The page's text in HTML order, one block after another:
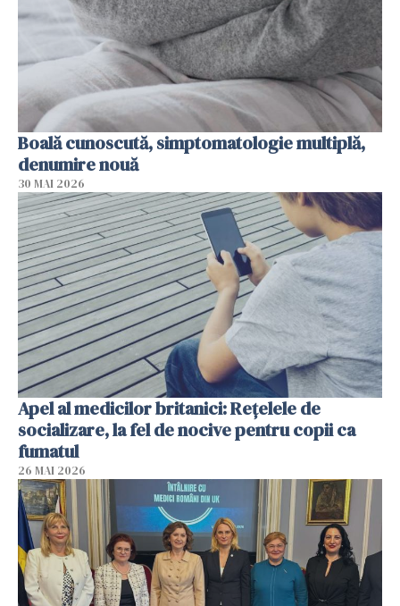
Boală cunoscută, simptomatologie multiplă,
denumire nouă
30 MAI 2026
Apel al medicilor britanici: Reţelele de
socializare, la fel de nocive pentru copii ca
fumatul
26 MAI 2026